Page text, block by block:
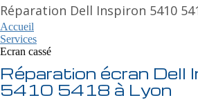
Réparation Dell Inspiron 5410
Accueil
Services
Ecran cassé
Réparation écran Dell
5410 5418 à Lyon